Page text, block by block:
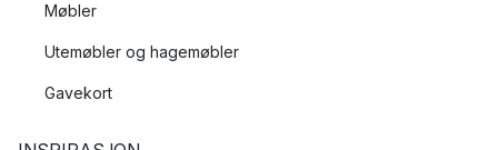
Møbler
Utemøbler og hagemøbler
Gavekort